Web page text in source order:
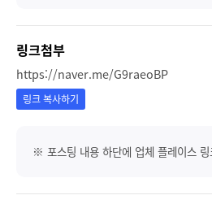
링크첨부
https://naver.me/G9raeoBP
링크 복사하기
※ 포스팅 내용 하단에 업체 플레이스 링